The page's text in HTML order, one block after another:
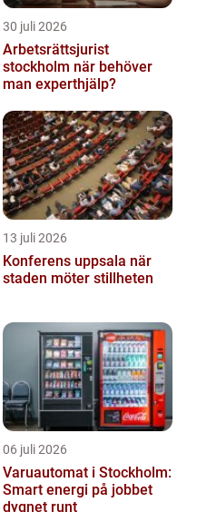
30 juli 2026
Arbetsrättsjurist
stockholm när behöver
man experthjälp?
13 juli 2026
Konferens uppsala när
staden möter stillheten
06 juli 2026
Varuautomat i Stockholm:
Smart energi på jobbet
dygnet runt